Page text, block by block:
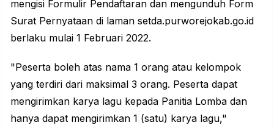
mengisi Formulir Pendaftaran dan mengunduh Form
Surat Pernyataan di laman setda.purworejokab.go.id
berlaku mulai 1 Februari 2022.
"Peserta boleh atas nama 1 orang atau kelompok
yang terdiri dari maksimal 3 orang. Peserta dapat
mengirimkan karya lagu kepada Panitia Lomba dan
hanya dapat mengirimkan 1 (satu) karya lagu,"